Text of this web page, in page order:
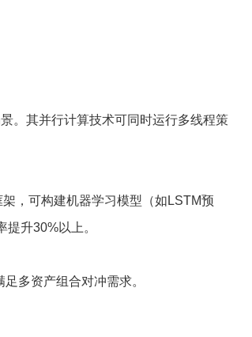
。其并行计算技术可同时运行多线程策
，可构建机器学习模型（如LSTM预
提升30%以上。
多资产组合对冲需求。